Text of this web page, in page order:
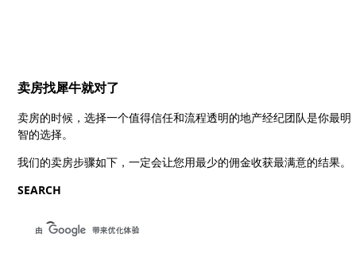
卖房找犀牛就对了
卖房的时候，选择一个值得信任和流程透明的地产经纪团队是你最明
智的选择。
我们的卖房步骤如下，一定会让您用最少的佣金收获最满意的结果。
SEARCH